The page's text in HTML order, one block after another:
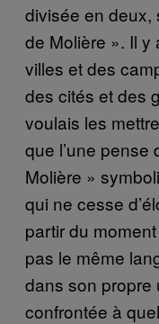
divisée en deux,
de Molière ». Il y
villes et des
des cités et des
voulais les
que l’une pense
Molière »
qui ne cesse
partir du
pas le même
dans son propre
confrontée à